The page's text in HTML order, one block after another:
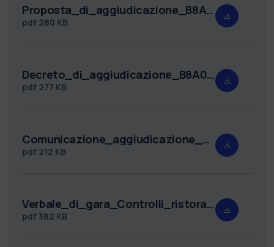
Proposta_di_aggiudicazione_B8A04E9573_Rep._98.pdf
pdf 280 KB
Decreto_di_aggiudicazione_B8A04E9573_Rep._9770.pdf
pdf 277 KB
Comunicazione_aggiudicazione_B8A04E9573_firmato.pdf
pdf 212 KB
Verbale_di_gara_Controlli_ristorazione_1_seduta_Rep._35.pdf
pdf 382 KB